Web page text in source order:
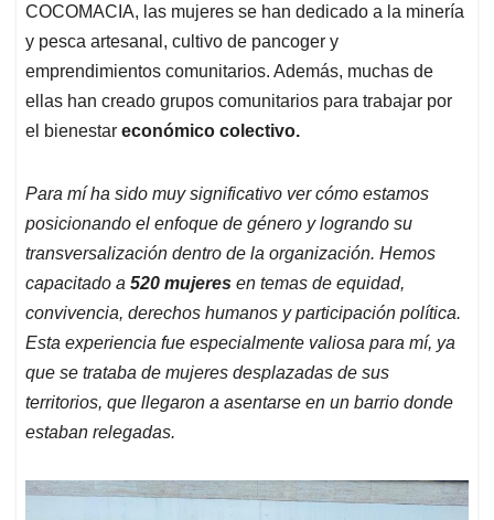
COCOMACIA, las mujeres se han dedicado a la minería
y pesca artesanal, cultivo de pancoger y
emprendimientos comunitarios. Además, muchas de
ellas han creado grupos comunitarios para trabajar por
el bienestar económico colectivo.
Para mí ha sido muy significativo ver cómo estamos
posicionando el enfoque de género y logrando su
transversalización dentro de la organización. Hemos
capacitado a 520 mujeres en temas de equidad,
convivencia, derechos humanos y participación política.
Esta experiencia fue especialmente valiosa para mí, ya
que se trataba de mujeres desplazadas de sus
territorios, que llegaron a asentarse en un barrio donde
estaban relegadas.